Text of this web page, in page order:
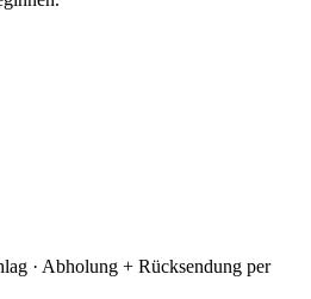
· Abholung + Rücksendung per